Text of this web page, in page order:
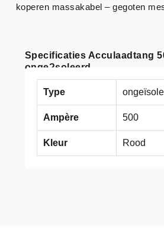
Specificaties Acculaadtang
onge?soleerd
Type
Ampère 500
Kleur Rood
koperen massakabel – gegoten